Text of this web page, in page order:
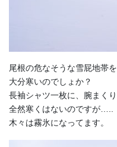
尾根の危なそうな雪屁地帯
大分寒いのでしょか？
長袖シャツ一枚に、腕まく
全然寒くはないのですが…..
木々は霧氷になってます。